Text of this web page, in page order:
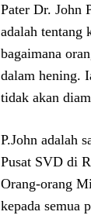
Pater Dr. John
adalah tentang
bagaimana
dalam hening.
tidak akan
P.John adalah
Pusat SVD di
Orang-orang
kepada semua